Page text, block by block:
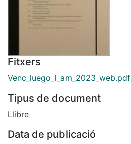
Fitxers
Venc_luego_I_am_2023_web.pdf
Tipus de document
Llibre
Data de publicació